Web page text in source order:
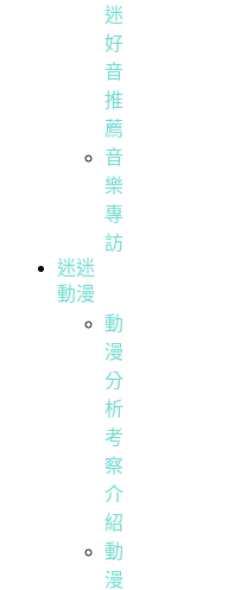
迷
好
音
推
薦
音
樂
專
訪
迷迷
動漫
動
漫
分
析
考
察
介
紹
動
漫